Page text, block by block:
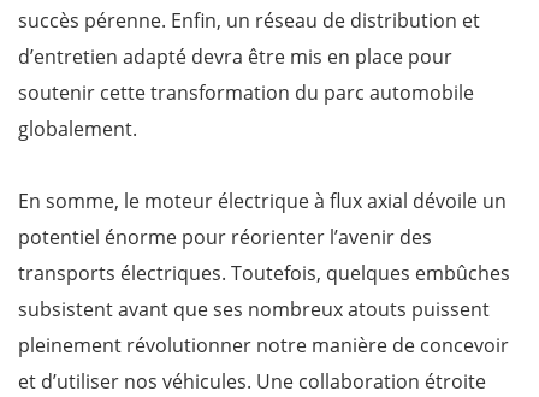
succès pérenne. Enfin, un réseau de distribution et
d’entretien adapté devra être mis en place pour
soutenir cette transformation du parc automobile
globalement.
En somme, le moteur électrique à flux axial dévoile un
potentiel énorme pour réorienter l’avenir des
transports électriques. Toutefois, quelques embûches
subsistent avant que ses nombreux atouts puissent
pleinement révolutionner notre manière de concevoir
et d’utiliser nos véhicules. Une collaboration étroite